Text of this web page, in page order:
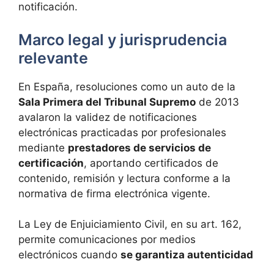
notificación.
Marco legal y jurisprudencia
relevante
En España, resoluciones como un auto de la
Sala Primera del Tribunal Supremo de 2013
avalaron la validez de notificaciones
electrónicas practicadas por profesionales
mediante prestadores de servicios de
certificación, aportando certificados de
contenido, remisión y lectura conforme a la
normativa de firma electrónica vigente.
La Ley de Enjuiciamiento Civil, en su art. 162,
permite comunicaciones por medios
electrónicos cuando se garantiza autenticidad